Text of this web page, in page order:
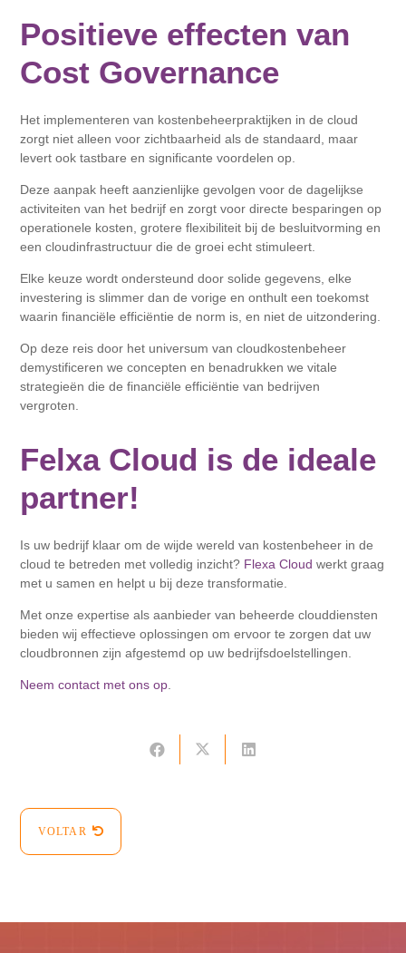
Positieve effecten van
Cost Governance
Het implementeren van kostenbeheerpraktijken in de cloud
zorgt niet alleen voor zichtbaarheid als de standaard, maar
levert ook tastbare en significante voordelen op.
Deze aanpak heeft aanzienlijke gevolgen voor de dagelijkse
activiteiten van het bedrijf en zorgt voor directe besparingen op
operationele kosten, grotere flexibiliteit bij de besluitvorming en
een cloudinfrastructuur die de groei echt stimuleert.
Elke keuze wordt ondersteund door solide gegevens, elke
investering is slimmer dan de vorige en onthult een toekomst
waarin financiële efficiëntie de norm is, en niet de uitzondering.
Op deze reis door het universum van cloudkostenbeheer
demystificeren we concepten en benadrukken we vitale
strategieën die de financiële efficiëntie van bedrijven
vergroten.
Felxa Cloud is de ideale
partner!
Is uw bedrijf klaar om de wijde wereld van kostenbeheer in de
cloud te betreden met volledig inzicht? Flexa Cloud werkt graag
met u samen en helpt u bij deze transformatie.
Met onze expertise als aanbieder van beheerde clouddiensten
bieden wij effectieve oplossingen om ervoor te zorgen dat uw
cloudbronnen zijn afgestemd op uw bedrijfsdoelstellingen.
Neem contact met ons op
VOLTAR